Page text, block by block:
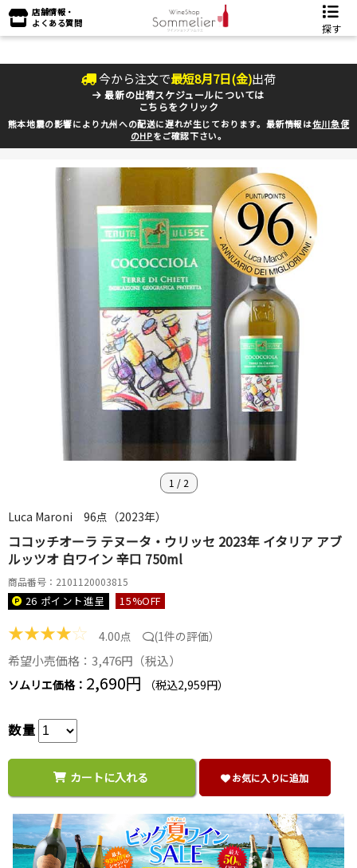
店舗情報・
よくある質問
探す
今から注文で最短8月7日(金)出荷
最新の出荷スケジュールについては
こちらをクリック
熊本地震の影響により九州への配送に遅れが生じております。最新情報は佐川急便
のHPをご確認下さい。
1 / 2
Luca Maroni 96点（2023年）
ココッチオーラ テヌータ・ウリッセ 2023年 イタリア アブ
ルッツオ 白ワイン 辛口 750ml
商品番号：2101120003815
26 ポイント進呈 15%OFF
★★★★☆ 4.00点 (1件の評価）
希望小売価格：3,476円（税込）
ソムリエ価格： 2,690円 （税込2,959円）
数量
カートに入れる お気に入りに追加